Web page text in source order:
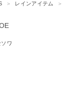
＞ レインアイテム ＞
ワ